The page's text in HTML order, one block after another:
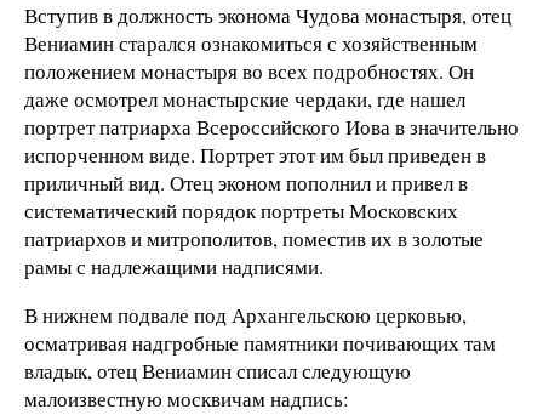
Вступив в должность эконома Чудова монастыря, отец
Вениамин старался ознакомиться с хозяйственным
положением монастыря во всех подробностях. Он
даже осмотрел монастырские чердаки, где нашел
портрет патриарха Всероссийского Иова в значительно
испорченном виде. Портрет этот им был приведен в
приличный вид. Отец эконом пополнил и привел в
систематический порядок портреты Московских
патриархов и митрополитов, поместив их в золотые
рамы с надлежащими надписями.
В нижнем подвале под Архангельскою церковью,
осматривая надгробные памятники почивающих там
владык, отец Вениамин списал следующую
малоизвестную москвичам надпись: